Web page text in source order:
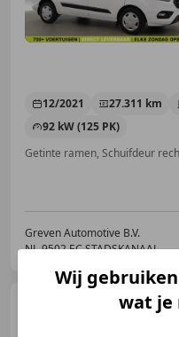
12/2021 27.311 km
92 kW (125 PK)
Greven Automotive B.V.
NL-9502 EC STADSKANAAL
Wij
wat je